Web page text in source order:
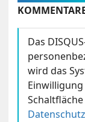
Das
wird das